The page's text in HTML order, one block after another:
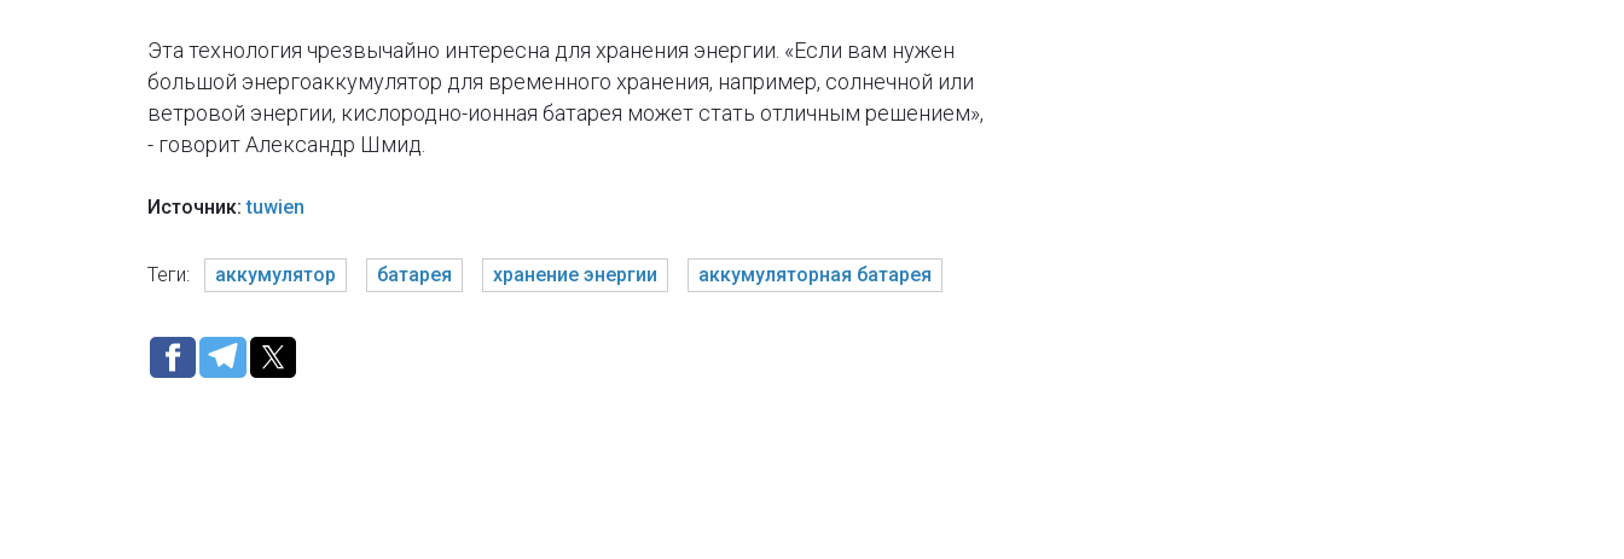
Эта технология чрезвычайно интересна для хранения энергии. «Если вам нужен
большой энергоаккумулятор для временного хранения, например, солнечной или
ветровой энергии, кислородно-ионная батарея может стать отличным решением»,
- говорит Александр Шмид.
Источник:tuwien
Теги: аккумулятор батарея хранение энергии аккумуляторная батарея